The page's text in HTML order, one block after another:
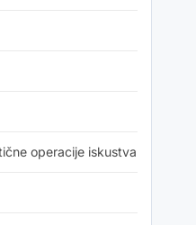
operacije iskustva